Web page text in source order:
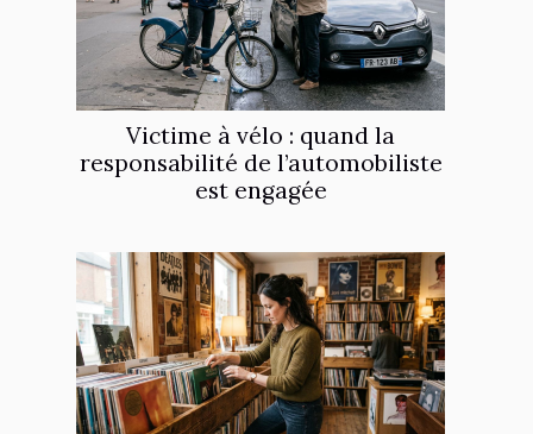
Victime à vélo : quand la
responsabilité de l’automobiliste
est engagée